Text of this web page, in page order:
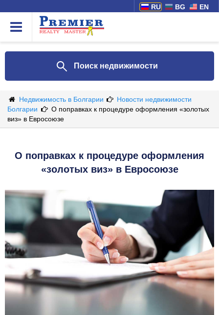
RU BG EN
Поиск недвижимости
Недвижимость в Болгарии
Новости недвижимости
Болгарии
О поправках к процедуре оформления «золотых
виз» в Евросоюзе
О поправках к процедуре оформления
«золотых виз» в Евросоюзе